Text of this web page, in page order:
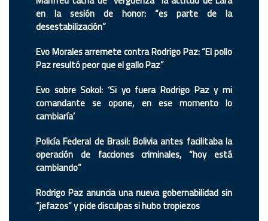
en la sesión de honor: “es parte de la
desestabilización”
Evo Morales arremete contra Rodrigo Paz: “El pollo
Paz resultó peor que el gallo Paz”
Evo sobre Sokol: ‘Si yo fuera Rodrigo Paz y mi
comandante se opone, en ese momento lo
cambiaría’
Policía Federal de Brasil: Bolivia antes facilitaba la
operación de facciones criminales, “hoy está
cambiando”
Rodrigo Paz anuncia una nueva gobernabilidad sin
“jefazos” y pide disculpas si hubo tropiezos